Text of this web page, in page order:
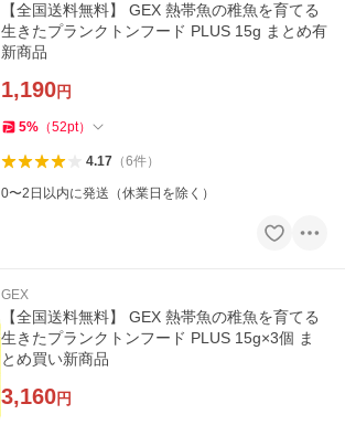
【全国送料無料】 GEX 熱帯魚の稚魚を育てる
生きたプランクトンフード PLUS 15g まとめ有
新商品
1,190円
5% （52pt）
4.17（6件）
0〜2日以内に発送（休業日を除く）
GEX
【全国送料無料】 GEX 熱帯魚の稚魚を育てる
生きたプランクトンフード PLUS 15g×3個 ま
とめ買い新商品
3,160円